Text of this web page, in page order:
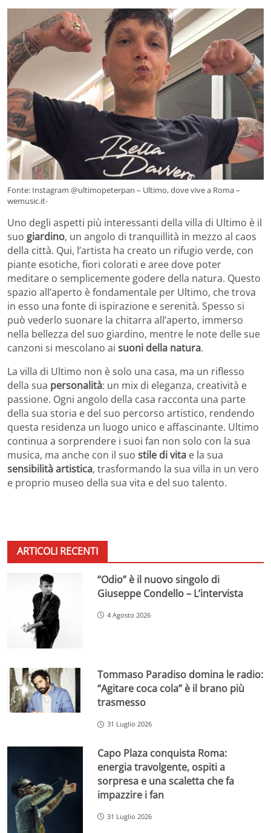
Fonte: Instagram @ultimopeterpan – Ultimo, dove vive a Roma –
wemusic.it-
Uno degli aspetti più interessanti della villa di Ultimo è il
suo giardino, un angolo di tranquillità in mezzo al caos
della città. Qui, l’artista ha creato un rifugio verde, con
piante esotiche, fiori colorati e aree dove poter
meditare o semplicemente godere della natura. Questo
spazio all’aperto è fondamentale per Ultimo, che trova
in esso una fonte di ispirazione e serenità. Spesso si
può vederlo suonare la chitarra all’aperto, immerso
nella bellezza del suo giardino, mentre le note delle sue
canzoni si mescolano ai suoni della natura.
La villa di Ultimo non è solo una casa, ma un riflesso
della sua personalità: un mix di eleganza, creatività e
passione. Ogni angolo della casa racconta una parte
della sua storia e del suo percorso artistico, rendendo
questa residenza un luogo unico e affascinante. Ultimo
continua a sorprendere i suoi fan non solo con la sua
musica, ma anche con il suo stile di vita e la sua
sensibilità artistica, trasformando la sua villa in un vero
e proprio museo della sua vita e del suo talento.
ARTICOLI RECENTI
“Odio” è il nuovo singolo di
Giuseppe Condello – L’intervista
4 Agosto 2026
Tommaso Paradiso domina le radio:
“Agitare coca cola” è il brano più
trasmesso
31 Luglio 2026
Capo Plaza conquista Roma:
energia travolgente, ospiti a
sorpresa e una scaletta che fa
impazzire i fan
31 Luglio 2026